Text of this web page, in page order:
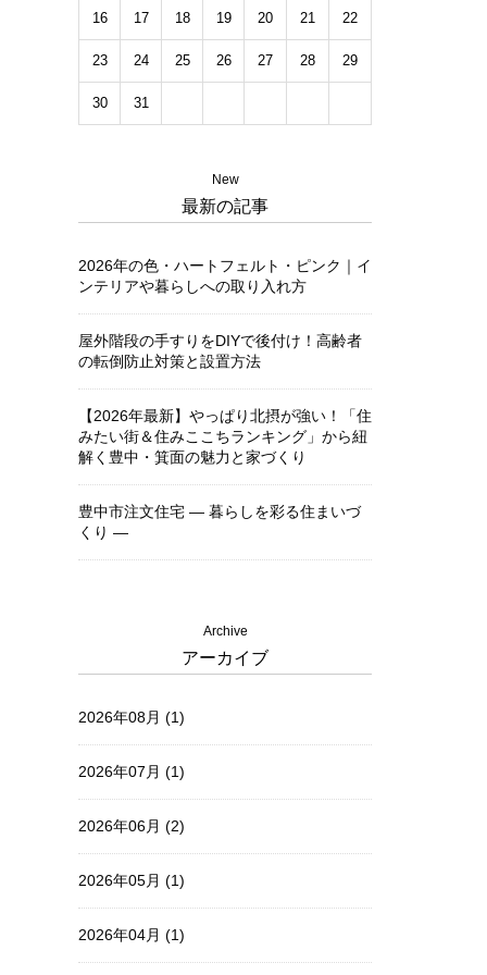
16 17 18 19 20 21 22
23 24 25 26 27 28 29
30 31
New
最新の記事
2026年の色・ハートフェルト・ピンク｜イ
ンテリアや暮らしへの取り入れ方
屋外階段の手すりをDIYで後付け！高齢者
の転倒防止対策と設置方法
【2026年最新】やっぱり北摂が強い！「住
みたい街＆住みここちランキング」から紐
解く豊中・箕面の魅力と家づくり
豊中市注文住宅 ― 暮らしを彩る住まいづ
くり ―
Archive
アーカイブ
2026年08月 (1)
2026年07月 (1)
2026年06月 (2)
2026年05月 (1)
2026年04月 (1)